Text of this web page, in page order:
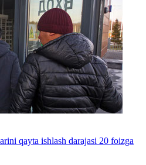
qayta ishlash darajasi 20 foizga